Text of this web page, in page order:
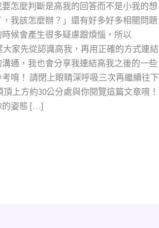
怎麼判斷是高我的回答而不是小我的想
我該怎麼辦？」還有好多好多相關問題
候會產生很多疑慮跟煩惱，所以
家先從認識高我，再用正確的方式連結
通，我也會分享我連結高我之後的一些
唷！ 請閉上眼睛深呼吸三次再繼續往下
上方約30公分處與你閱覽這篇文章唷！
的姿態 […]